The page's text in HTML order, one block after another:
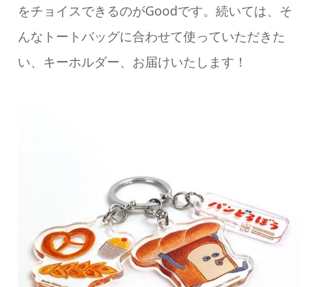
をチョイスできるのがGoodです。続いては、そ
んなトートバッグに合わせて使っていただきた
い、キーホルダー、お届けいたします！